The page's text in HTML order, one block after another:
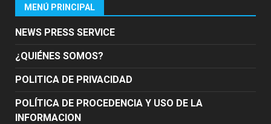
MENÚ PRINCIPAL
NEWS PRESS SERVICE
¿QUIÉNES SOMOS?
POLITICA DE PRIVACIDAD
POLÍTICA DE PROCEDENCIA Y USO DE LA
INFORMACION